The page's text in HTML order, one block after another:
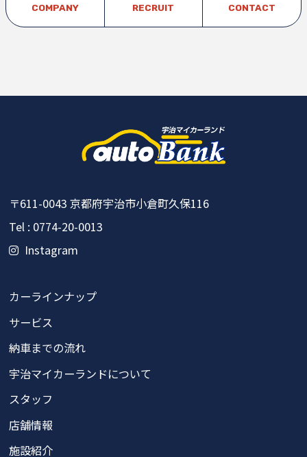
COMPANY RECRUIT CONTACT
〒611-0043京都府宇治市小倉町久保116
Tel : 0774-20-0013
Instagram
カーラインナップ
サービス
納車までの流れ
宇治マイカーランドについて
スタッフ
店舗情報
施設紹介